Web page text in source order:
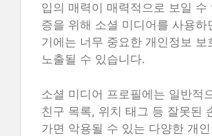
입의 매력이 매력적으로 보일 수
증을 위해 소셜 미디어를 사용하
기에는 너무 중요한 개인정보 보
노출될 수 있습니다.
소셜 미디어 프로필에는 일반적
친구 목록, 위치 태그 등 잘못된
가면 악용될 수 있는 다양한 개